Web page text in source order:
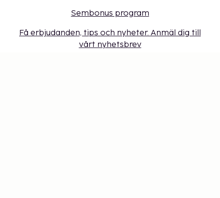
Sembonus program
Få erbjudanden, tips och nyheter. Anmäl dig till
vårt nyhetsbrev